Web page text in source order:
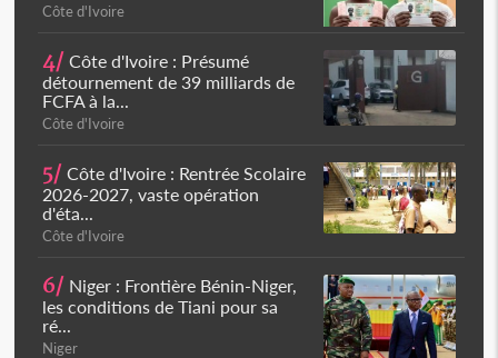
Côte d'Ivoire
4/ Côte d'Ivoire : Présumé
détournement de 39 milliards de
FCFA à la...
Côte d'Ivoire
5/ Côte d'Ivoire : Rentrée Scolaire
2026-2027, vaste opération
d'éta...
Côte d'Ivoire
6/ Niger : Frontière Bénin-Niger,
les conditions de Tiani pour sa
ré...
Niger